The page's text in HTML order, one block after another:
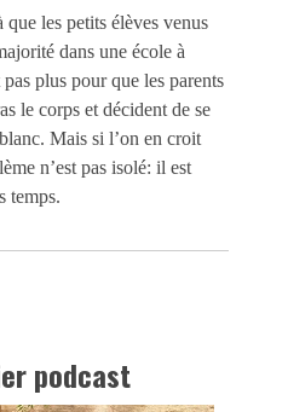
les petits élèves venus
dans une école à
plus pour que les parents
le corps et décident de se
Mais si l’on en croit
n’est pas isolé: il est
temps.
podcast